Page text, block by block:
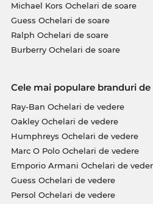
Michael Kors Ochelari de soare
Guess Ochelari de soare
Ralph Ochelari de soare
Burberry Ochelari de soare
Cele mai populare branduri
Ray-Ban Ochelari de vedere
Oakley Ochelari de vedere
Humphreys Ochelari de vedere
Marc O Polo Ochelari de vedere
Emporio Armani Ochelari de
Guess Ochelari de vedere
Persol Ochelari de vedere